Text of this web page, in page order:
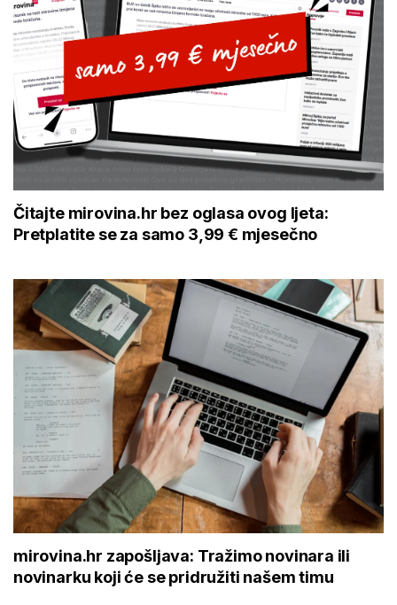
Čitajte mirovina.hr bez oglasa ovog ljeta:
Pretplatite se za samo 3,99 € mjesečno
mirovina.hr zapošljava: Tražimo novinara ili
novinarku koji će se pridružiti našem timu